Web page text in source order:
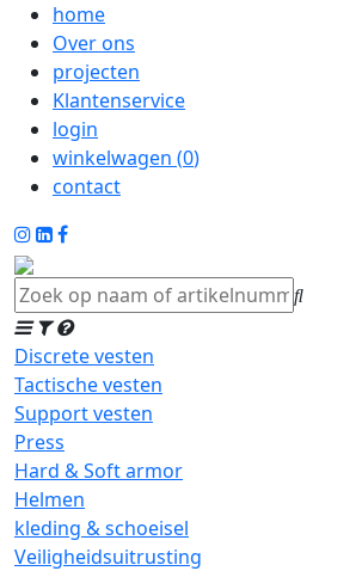
home
Over ons
projecten
Klantenservice
login
winkelwagen (0)
contact
Discrete vesten
Tactische vesten
Support vesten
Press
Hard & Soft armor
Helmen
kleding & schoeisel
Veiligheidsuitrusting